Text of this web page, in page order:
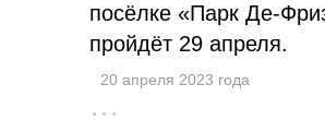
посёлке «Парк Де-
пройдёт 29 апреля.
20 апреля 2023 года
···